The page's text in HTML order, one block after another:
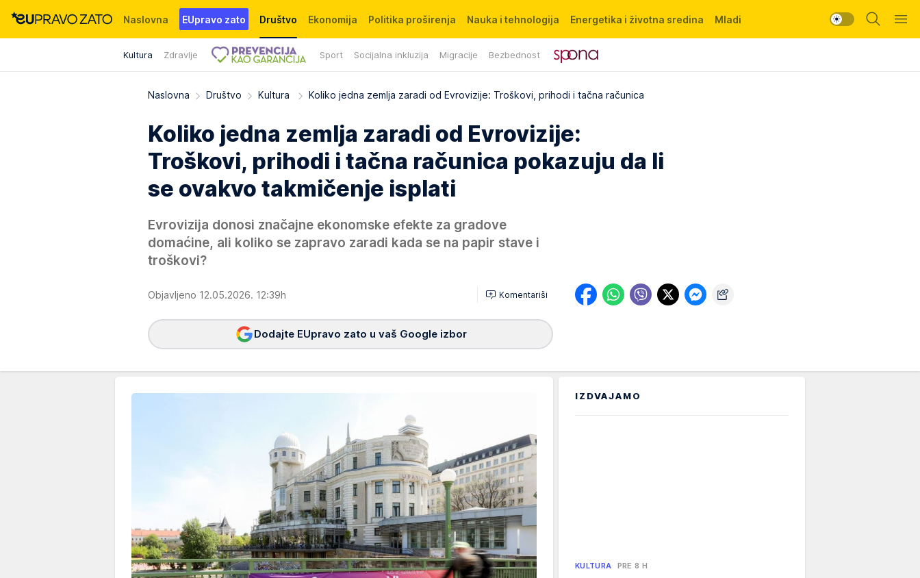
Naslovna EUpravo zato Društvo
Kultura Zdravlje Sport Socijalna inkluzija Migracije Bezbednost
Ekonomija Politika proširenja Nauka i tehnologija Energetika i životna sredina Mladi
Događaji News WMG fondacija
Naslovna Društvo Kultura Koliko jedna zemlja zaradi od Evrovizije: Troškovi, prihodi i tačna računica
Koliko jedna zemlja zaradi od Evrovizije:
Troškovi, prihodi i tačna računica pokazuju da li
se ovakvo takmičenje isplati
Evrovizija donosi značajne ekonomske efekte za gradove
domaćine, ali koliko se zapravo zaradi kada se na papir stave i
troškovi?
Objavljeno 12.05.2026. 12:39h Komentariši
Dodajte EUpravo zato u vaš Google izbor
IZDVAJAMO
KULTURA PRE 8 H